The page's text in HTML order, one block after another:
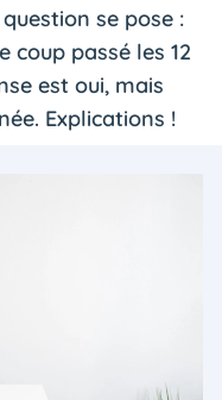
se pose :
coup passé les 12
est oui, mais
Explications !